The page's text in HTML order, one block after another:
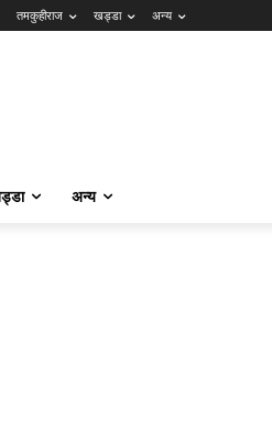
तमकुहीराज खड्डा अन्य
अन्य